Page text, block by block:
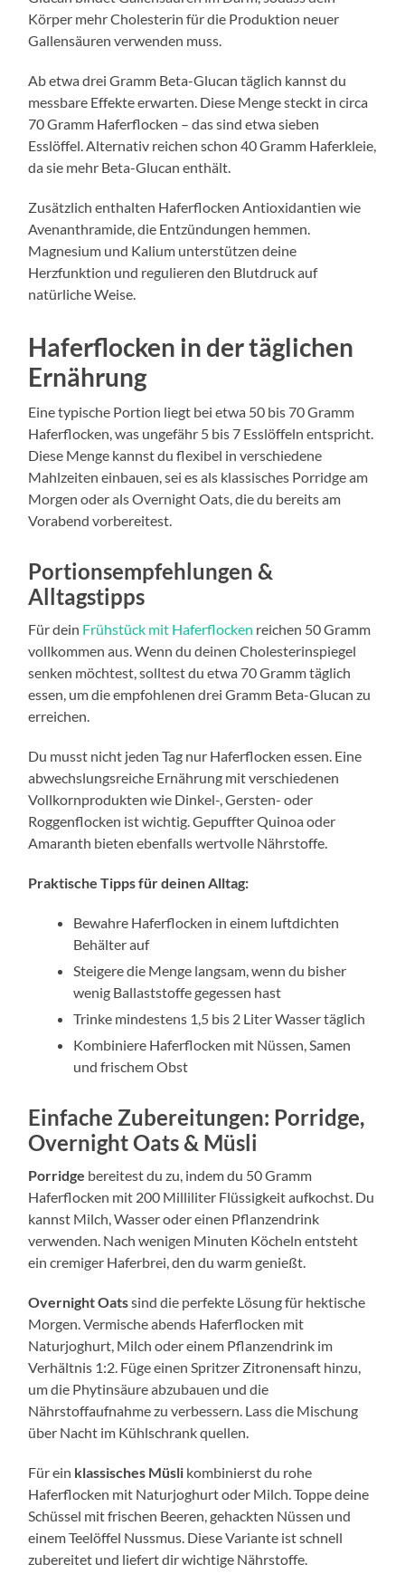
Körper mehr Cholesterin für die Produktion neuer
Gallensäuren verwenden muss.
Ab etwa drei Gramm Beta-Glucan täglich kannst du
messbare Effekte erwarten. Diese Menge steckt in circa
70 Gramm Haferflocken – das sind etwa sieben
Esslöffel. Alternativ reichen schon 40 Gramm Haferkleie,
da sie mehr Beta-Glucan enthält.
Zusätzlich enthalten Haferflocken Antioxidantien wie
Avenanthramide, die Entzündungen hemmen.
Magnesium und Kalium unterstützen deine
Herzfunktion und regulieren den Blutdruck auf
natürliche Weise.
Haferflocken in der täglichen
Ernährung
Eine typische Portion liegt bei etwa 50 bis 70 Gramm
Haferflocken, was ungefähr 5 bis 7 Esslöffeln entspricht.
Diese Menge kannst du flexibel in verschiedene
Mahlzeiten einbauen, sei es als klassisches Porridge am
Morgen oder als Overnight Oats, die du bereits am
Vorabend vorbereitest.
Portionsempfehlungen &
Alltagstipps
Für dein Frühstück mit Haferflocken reichen 50 Gramm
vollkommen aus. Wenn du deinen Cholesterinspiegel
senken möchtest, solltest du etwa 70 Gramm täglich
essen, um die empfohlenen drei Gramm Beta-Glucan zu
erreichen.
Du musst nicht jeden Tag nur Haferflocken essen. Eine
abwechslungsreiche Ernährung mit verschiedenen
Vollkornprodukten wie Dinkel-, Gersten- oder
Roggenflocken ist wichtig. Gepuffter Quinoa oder
Amaranth bieten ebenfalls wertvolle Nährstoffe.
Praktische Tipps für deinen Alltag:
Bewahre Haferflocken in einem luftdichten
Behälter auf
Steigere die Menge langsam, wenn du bisher
wenig Ballaststoffe gegessen hast
Trinke mindestens 1,5 bis 2 Liter Wasser täglich
Kombiniere Haferflocken mit Nüssen, Samen
und frischem Obst
Einfache Zubereitungen: Porridge,
Overnight Oats & Müsli
Porridge bereitest du zu, indem du 50 Gramm
Haferflocken mit 200 Milliliter Flüssigkeit aufkochst. Du
kannst Milch, Wasser oder einen Pflanzendrink
verwenden. Nach wenigen Minuten Köcheln entsteht
ein cremiger Haferbrei, den du warm genießt.
Overnight Oatssind die perfekte Lösung für hektische
Morgen. Vermische abends Haferflocken mit
Naturjoghurt, Milch oder einem Pflanzendrink im
Verhältnis 1:2. Füge einen Spritzer Zitronensaft hinzu,
um die Phytinsäure abzubauen und die
Nährstoffaufnahme zu verbessern. Lass die Mischung
über Nacht im Kühlschrank quellen.
Für ein klassisches Müsli kombinierst du rohe
Haferflocken mit Naturjoghurt oder Milch. Toppe deine
Schüssel mit frischen Beeren, gehackten Nüssen und
einem Teelöffel Nussmus. Diese Variante ist schnell
zubereitet und liefert dir wichtige Nährstoffe.